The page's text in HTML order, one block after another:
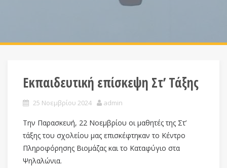
Εκπαιδευτική επίσκεψη Στ’ Τάξης
25 Νοεμβρίου 2024 admin
Την Παρασκευή, 22 Νοεμβρίου οι μαθητές της Στ’
τάξης του σχολείου μας επισκέφτηκαν το Κέντρο
Πληροφόρησης Βιομάζας και το Καταφύγιο στα
Ψηλαλώνια.